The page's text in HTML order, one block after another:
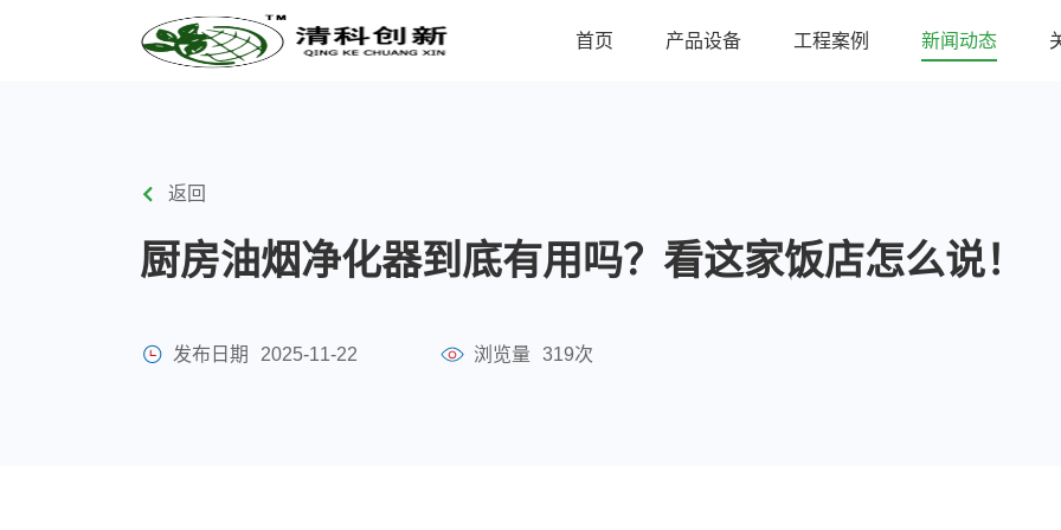
首页 产品设备 工程案例 新闻动态
返回
厨房油烟净化器到底有用吗？看这家饭店怎么说！
发布日期 2025-11-22 浏览量 319次